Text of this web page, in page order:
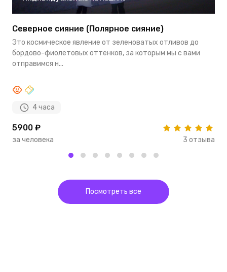
Северное сияние (Полярное сияние)
Это космическое явление от зеленоватых отливов до
бордово-фиолетовых оттенков, за которым мы с вами
отправимся н...
4 часа
5900 ₽
за человека 3 отзыва
Посмотреть все